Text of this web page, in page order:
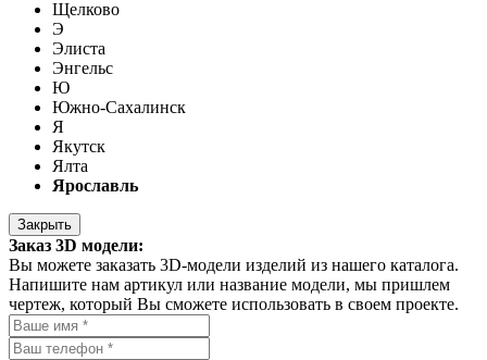
Щелково
Э
Элиста
Энгельс
Ю
Южно-Сахалинск
Я
Якутск
Ялта
Ярославль
Закрыть
Заказ 3D модели:
Вы можете заказать 3D-модели изделий из нашего каталога.
Напишите нам артикул или название модели, мы пришлем
чертеж, который Вы сможете использовать в своем проекте.